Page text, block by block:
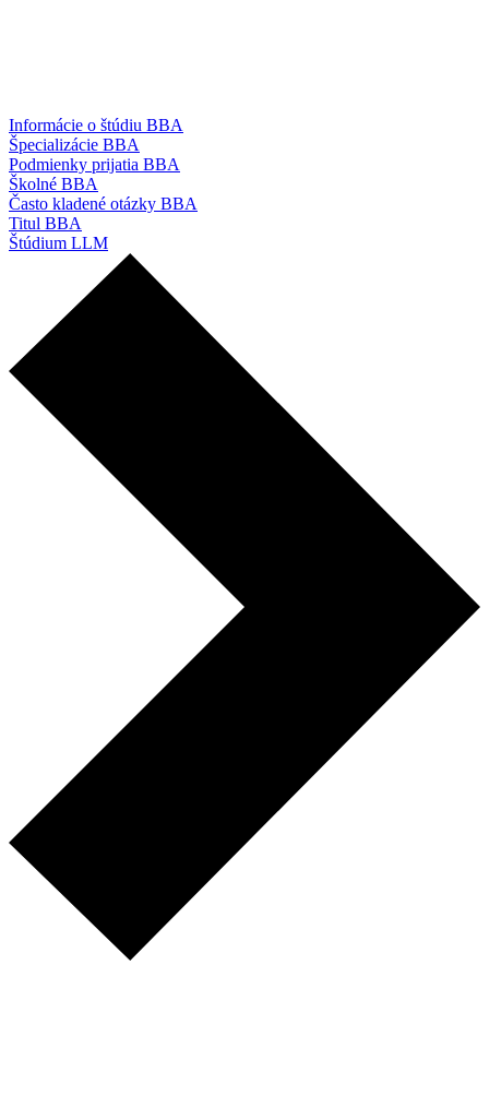
Informácie o štúdiu BBA
Špecializácie BBA
Podmienky prijatia BBA
Školné BBA
Často kladené otázky BBA
Titul BBA
Štúdium LLM